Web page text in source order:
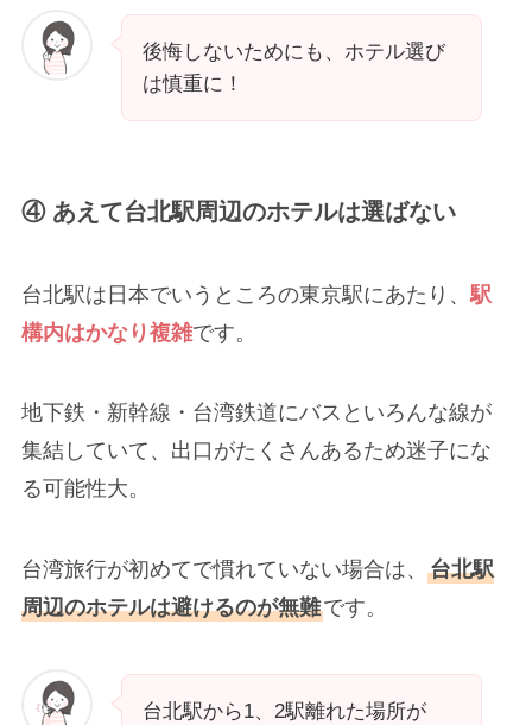
後悔しないためにも、ホテル選び
は慎重に！
④ あえて台北駅周辺のホテルは選ばない
台北駅は日本でいうところの東京駅にあたり、 駅
構内はかなり複雑です。
地下鉄・新幹線・台湾鉄道にバスといろんな線が
集結していて、出口がたくさんあるため迷子にな
る可能性大。
台湾旅行が初めてで慣れていない場合は、 台北駅
周辺のホテルは避けるのが無難です。
台北駅から1、2駅離れた場所が